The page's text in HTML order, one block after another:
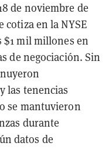
de noviembre de
cotiza en la NYSE
$1 mil millones en
de negociación. Sin
las tenencias
se mantuvieron
durante
datos de